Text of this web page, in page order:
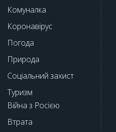
Комуналка
Коронавірус
Погода
Природа
Соціальний захист
Туризм
Війна з Росією
Втрата